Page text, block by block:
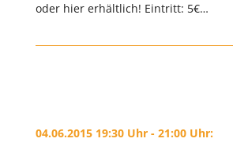
oder hier erhältlich! Eintritt: 5€…
04.06.2015 19:30 Uhr - 21:00 Uhr: